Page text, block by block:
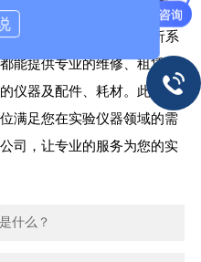
等品牌。无论是您使
、质谱、光谱、蛋白层析系
能提供专业的维修、租赁、
仪器及配件、耗材。此外，
满足您在实验仪器领域的需
司，让专业的服务为您的实
什么？